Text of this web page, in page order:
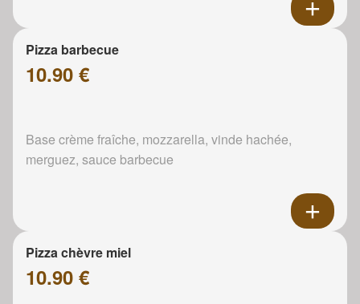
Pizza barbecue
10.90 €
Base crème fraîche, mozzarella, vinde hachée,
merguez, sauce barbecue
Pizza chèvre miel
10.90 €